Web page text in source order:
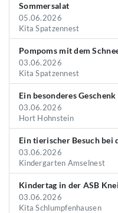
Sommersalat
05.06.2026
Kita Spatzennest
Pompoms mit dem
03.06.2026
Kita Spatzennest
Ein besonderes
03.06.2026
Hort Hohnstein
Ein tierischer Besuch bei
03.06.2026
Kindergarten Amselnest
Kindertag in der ASB
03.06.2026
Kita Schlumpfenhausen